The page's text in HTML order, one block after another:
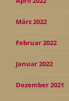
März 2022
Februar 2022
Januar 2022
Dezember 2021